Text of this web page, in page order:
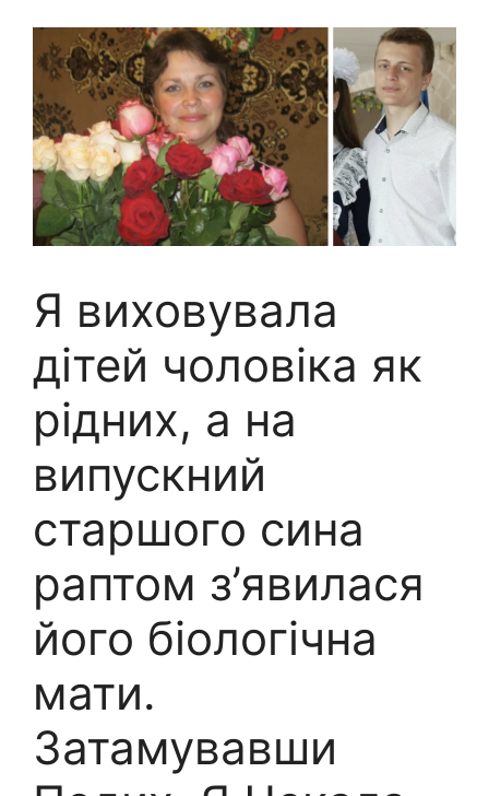
Я виховувала
дітей чоловіка як
рідних, а на
випускний
старшого сина
раптом з’явилася
його біологічна
мати.
Затамувавши